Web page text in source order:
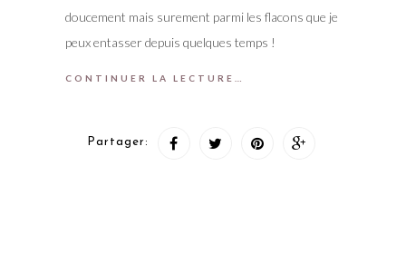
doucement mais surement parmi les flacons que je
peux entasser depuis quelques temps !
CONTINUER LA LECTURE…
Partager: